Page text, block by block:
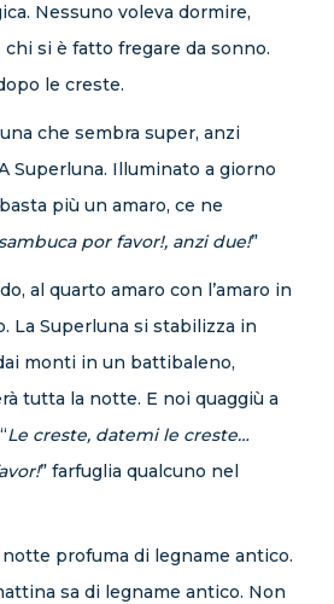
Nessuno voleva dormire,
si è fatto fregare da sonno.
le creste.
che sembra super, anzi
Superluna. Illuminato a giorno
più un amaro, ce ne
por favor!, anzi due!”
al quarto amaro con l’amaro in
La Superluna si stabilizza in
monti in un battibaleno,
tutta la notte. E noi quaggiù a
Le creste, datemi le creste…
” farfuglia qualcuno nel
profuma di legname antico.
sa di legname antico. Non